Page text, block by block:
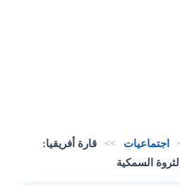
اجتماعيات >>
قارة أفريقيا:
السمكية